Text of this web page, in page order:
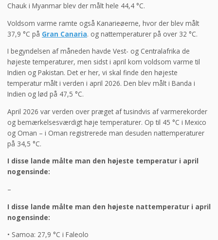
Chauk i Myanmar blev der målt hele 44,4 °C.
Voldsom varme ramte også Kanarieøerne, hvor der blev målt
37,9 °C på Gran Canaria. og nattemperaturer på over 32 °C.
I begyndelsen af måneden havde Vest- og Centralafrika de
højeste temperaturer, men sidst i april kom voldsom varme til
Indien og Pakistan. Det er her, vi skal finde den højeste
temperatur målt i verden i april 2026. Den blev målt i Banda i
Indien og lød på 47,5 °C.
April 2026 var verden over præget af tusindvis af varmerekorder
og bemærkelsesværdigt høje temperaturer. Op til 45 °C i Mexico
og Oman – i Oman registrerede man desuden nattemperaturer
på 34,5 °C.
I disse lande målte man den højeste temperatur i april
nogensinde:
–
I disse lande målte man den højeste nattemperatur i april
nogensinde:
• Samoa: 27,9 °C i Faleolo